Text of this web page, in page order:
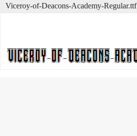
Viceroy-of-Deacons-Academy-Regular.ttf